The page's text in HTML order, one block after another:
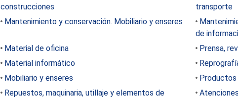
construcciones
transporte
Mantenimiento y conservación. Mobiliario y enseres
de
Material de oficina
Prensa,
Material informático
Mobiliario y enseres
Repuestos, maquinaria, utillaje y elementos de